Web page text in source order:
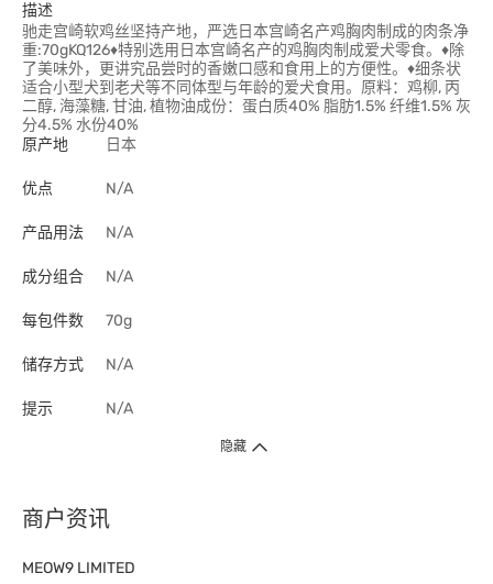
描述
驰走宫崎软鸡丝坚持产地，严选日本宫崎名产鸡胸肉制成的肉条净
重:70gKQ126♦特别选用日本宫崎名产的鸡胸肉制成爱犬零食。♦除
了美味外，更讲究品尝时的香嫩口感和食用上的方便性。♦细条状
适合小型犬到老犬等不同体型与年龄的爱犬食用。原料：鸡柳, 丙
二醇, 海藻糖, 甘油, 植物油成份：蛋白质40% 脂肪1.5% 纤维1.5% 灰
分4.5% 水份40%
原产地
日本
优点 N/A
产品用法 N/A
成分组合 N/A
每包件数 70g
储存方式 N/A
提示 N/A
隐藏
商户资讯
MEOW9 LIMITED